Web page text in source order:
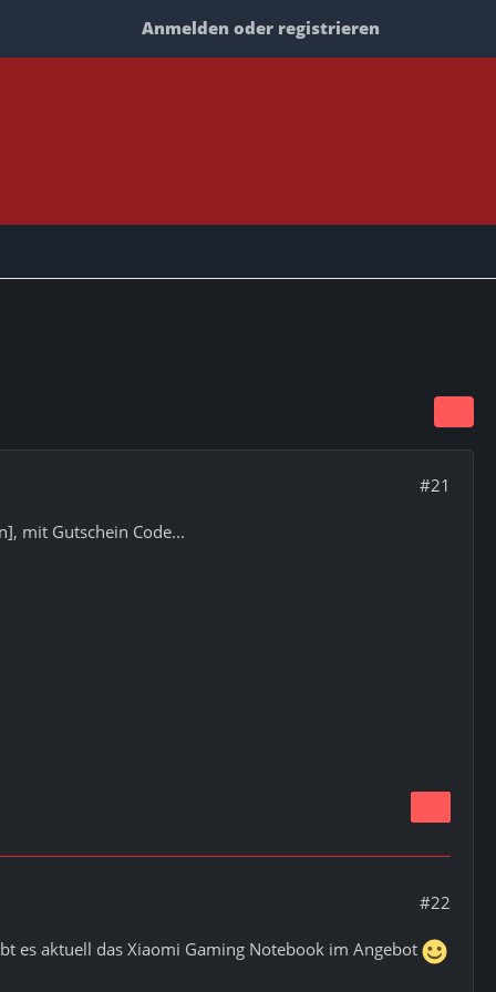
Anmelden oder registrieren
#21
mit Gutschein Code...
#22
es aktuell das Xiaomi Gaming Notebook im Angebot